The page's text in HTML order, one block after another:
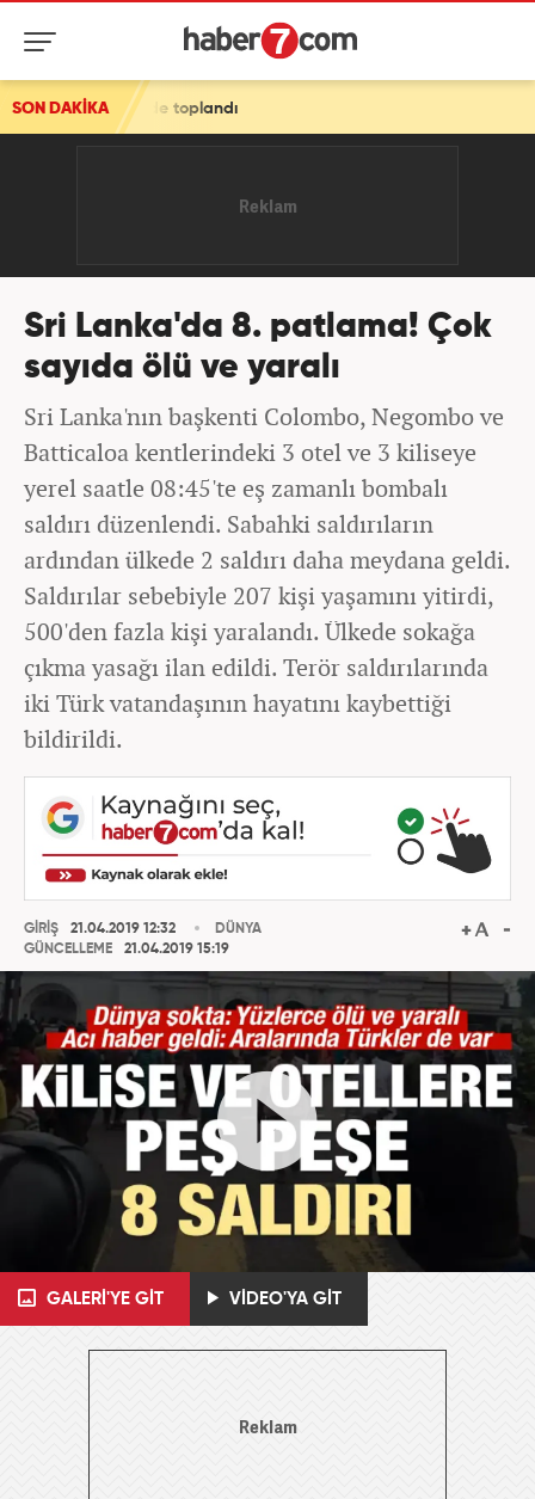
SON DAKİKA
toplandı
Sri Lanka'da 8. patlama! Çok
sayıda ölü ve yaralı
Sri Lanka'nın başkenti Colombo, Negombo ve
Batticaloa kentlerindeki 3 otel ve 3 kiliseye
yerel saatle 08:45'te eş zamanlı bombalı
saldırı düzenlendi. Sabahki saldırıların
ardından ülkede 2 saldırı daha meydana geldi.
Saldırılar sebebiyle 207 kişi yaşamını yitirdi,
500'den fazla kişi yaralandı. Ülkede sokağa
çıkma yasağı ilan edildi. Terör saldırılarında
iki Türk vatandaşının hayatını kaybettiği
bildirildi.
GİRİŞ
21.04.2019 12:32
GÜNCELLEME
21.04.2019 15:19
DÜNYA
GALERİ'YE GİT VİDEO'YA GİT